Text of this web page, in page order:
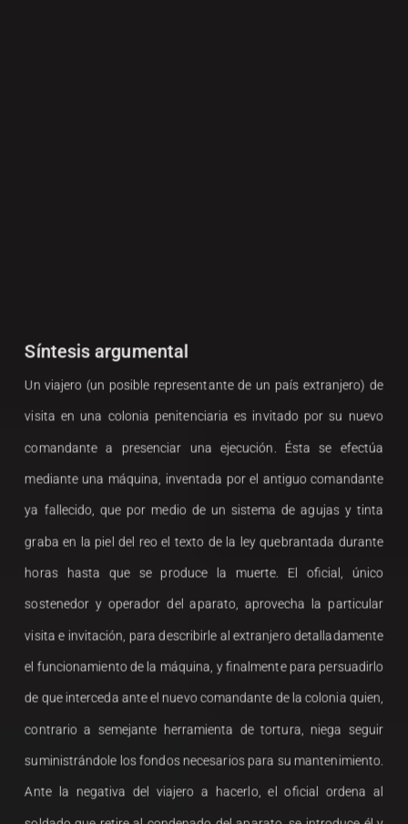
Síntesis argumental
Un viajero (un posible representante de un país extranjero) de
visita en una colonia penitenciaria es invitado por su nuevo
comandante a presenciar una ejecución. Ésta se efectúa
mediante una máquina, inventada por el antiguo comandante
ya fallecido, que por medio de un sistema de agujas y tinta
graba en la piel del reo el texto de la ley quebrantada durante
horas hasta que se produce la muerte. El oficial, único
sostenedor y operador del aparato, aprovecha la particular
visita e invitación, para describirle al extranjero detalladamente
el funcionamiento de la máquina, y finalmente para persuadirlo
de que interceda ante el nuevo comandante de la colonia quien,
contrario a semejante herramienta de tortura, niega seguir
suministrándole los fondos necesarios para su mantenimiento.
Ante la negativa del viajero a hacerlo, el oficial ordena al